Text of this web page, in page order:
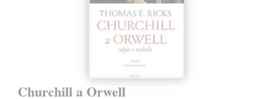
Churchill a Orwell